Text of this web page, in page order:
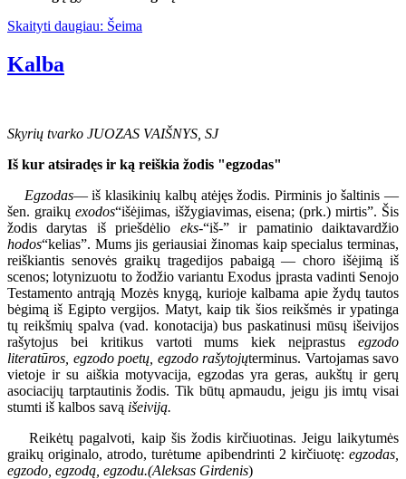
Skaityti daugiau: Šeima
Kalba
Skyrių tvarko JUOZAS VAIŠNYS, SJ
Iš kur atsiradęs ir ką reiškia žodis "egzodas"
Egzodas— iš klasikinių kalbų atėjęs žodis. Pirminis jo šaltinis —
šen. graikų exodos“išėjimas, išžygiavimas, eisena; (prk.) mirtis”. Šis
žodis darytas iš priešdėlio eks-“iš-” ir pamatinio daiktavardžio
hodos“kelias”. Mums jis geriausiai žinomas kaip specialus terminas,
reiškiantis senovės graikų tragedijos pabaigą — choro išėjimą iš
scenos; lotynizuotu to žodžio variantu Exodus įprasta vadinti Senojo
Testamento antrąją Mozės knygą, kurioje kalbama apie žydų tautos
bėgimą iš Egipto vergijos. Matyt, kaip tik šios reikšmės ir ypatinga
tų reikšmių spalva (vad. konotacija) bus paskatinusi mūsų išeivijos
rašytojus bei kritikus vartoti mums kiek neįprastus egzodo
literatūros, egzodo poetų, egzodo rašytojųterminus. Vartojamas savo
vietoje ir su aiškia motyvacija, egzodas yra geras, aukštų ir gerų
asociacijų tarptautinis žodis. Tik būtų apmaudu, jeigu jis imtų visai
stumti iš kalbos savą išeiviją.
Reikėtų pagalvoti, kaip šis žodis kirčiuotinas. Jeigu laikytumės
graikų originalo, atrodo, turėtume apibendrinti 2 kirčiuotę: egzodas,
egzodo, egzodą, egzodu.(Aleksas Girdenis)